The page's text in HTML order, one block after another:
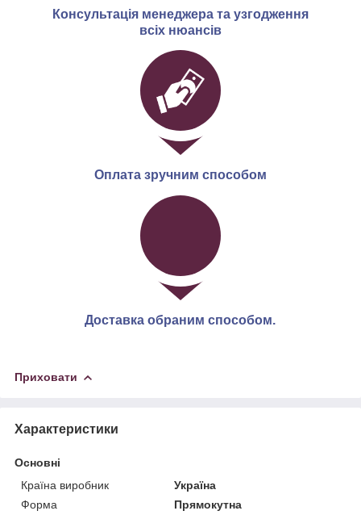
Консультація менеджера та узгодження
всіх нюансів
Оплата зручним способом
Доставка обраним способом.
Приховати
Характеристики
Основні
Країна виробник
Україна
Форма
Прямокутна